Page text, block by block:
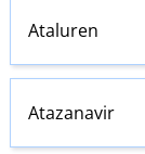
Ataluren
Atazanavir